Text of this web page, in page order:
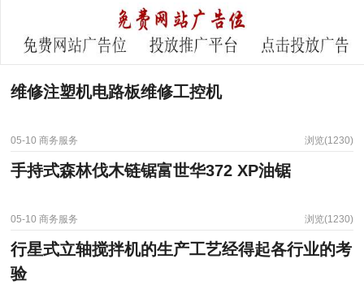
维修注塑机电路板维修工控机
05-10 商务服务 浏览(1230)
手持式森林伐木链锯富世华372 XP油锯
05-10 商务服务 浏览(1230)
行星式立轴搅拌机的生产工艺经得起各行业的考
验